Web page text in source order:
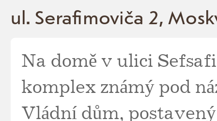
ul. Serafimoviča 2,
Na domě v ulici
komplex známý pod
Vládní dům,